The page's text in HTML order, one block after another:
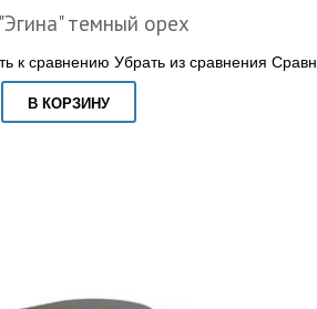
темный орех
к сравнению Убрать из сравнения
В КОРЗИНУ